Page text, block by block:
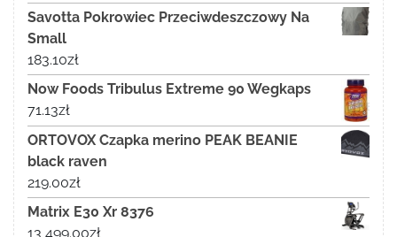
Savotta Pokrowiec Przeciwdeszczowy Na
Small
183.10zł
Now Foods Tribulus Extreme 90 Wegkaps
71.13zł
ORTOVOX Czapka merino PEAK BEANIE
black raven
219.00zł
Matrix E30 Xr 8376
13 499.00zł